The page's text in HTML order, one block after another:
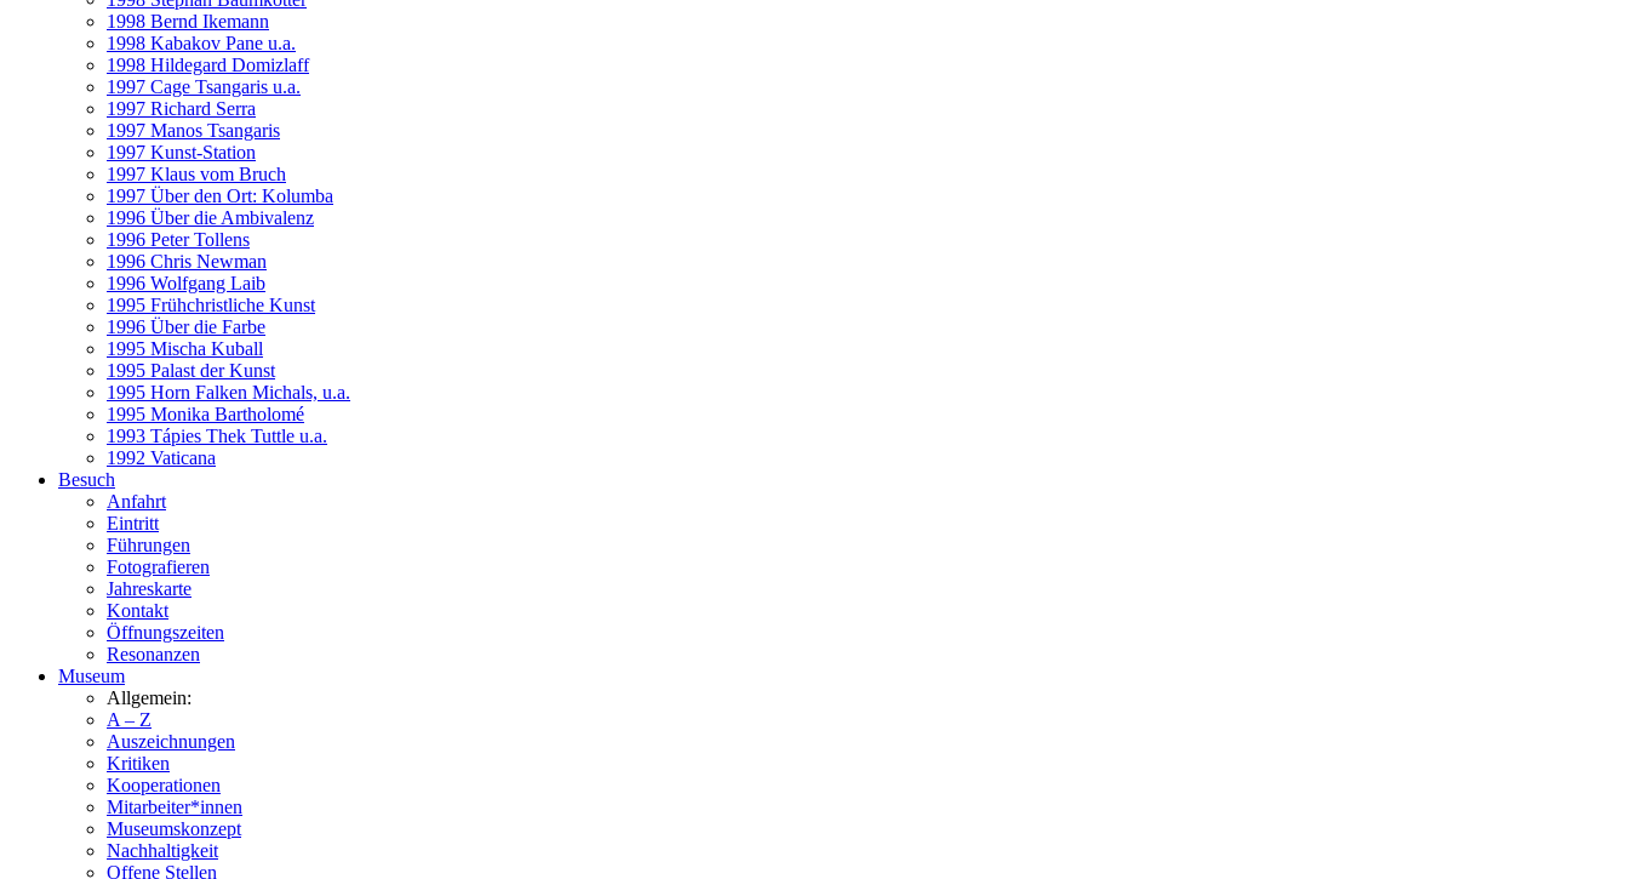
1998 Bernd Ikemann
1998 Kabakov Pane u.a.
1998 Hildegard Domizlaff
1997 Cage Tsangaris u.a.
1997 Richard Serra
1997 Manos Tsangaris
1997 Kunst-Station
1997 Klaus vom Bruch
1997 Über den Ort: Kolumba
1996 Über die Ambivalenz
1996 Peter Tollens
1996 Chris Newman
1996 Wolfgang Laib
1995 Frühchristliche Kunst
1996 Über die Farbe
1995 Mischa Kuball
1995 Palast der Kunst
1995 Horn Falken Michals, u.a.
1995 Monika Bartholomé
1993 Tápies Thek Tuttle u.a.
1992 Vaticana
Besuch
Anfahrt
Eintritt
Führungen
Fotografieren
Jahreskarte
Kontakt
Öffnungszeiten
Resonanzen
Museum
Allgemein:
A – Z
Auszeichnungen
Kritiken
Kooperationen
Mitarbeiter*innen
Museumskonzept
Nachhaltigkeit
Offene Stellen